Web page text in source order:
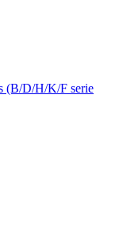
(B/D/H/K/F serie